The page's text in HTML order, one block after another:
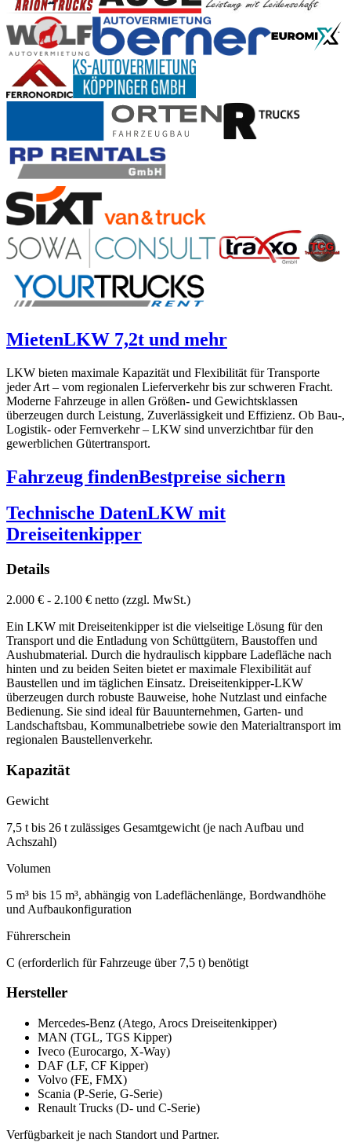
MietenLKW 7,2t und mehr
LKW bieten maximale Kapazität und Flexibilität für Transporte
jeder Art – vom regionalen Lieferverkehr bis zur schweren Fracht.
Moderne Fahrzeuge in allen Größen- und Gewichtsklassen
überzeugen durch Leistung, Zuverlässigkeit und Effizienz. Ob Bau-,
Logistik- oder Fernverkehr – LKW sind unverzichtbar für den
gewerblichen Gütertransport.
Fahrzeug findenBestpreise sichern
Technische DatenLKW mit
Dreiseitenkipper
Details
2.000 € - 2.100 € netto (zzgl. MwSt.)
Ein LKW mit Dreiseitenkipper ist die vielseitige Lösung für den
Transport und die Entladung von Schüttgütern, Baustoffen und
Aushubmaterial. Durch die hydraulisch kippbare Ladefläche nach
hinten und zu beiden Seiten bietet er maximale Flexibilität auf
Baustellen und im täglichen Einsatz. Dreiseitenkipper-LKW
überzeugen durch robuste Bauweise, hohe Nutzlast und einfache
Bedienung. Sie sind ideal für Bauunternehmen, Garten- und
Landschaftsbau, Kommunalbetriebe sowie den Materialtransport im
regionalen Baustellenverkehr.
Kapazität
Gewicht
7,5 t bis 26 t zulässiges Gesamtgewicht (je nach Aufbau und
Achszahl)
Volumen
5 m³ bis 15 m³, abhängig von Ladeflächenlänge, Bordwandhöhe
und Aufbaukonfiguration
Führerschein
C (erforderlich für Fahrzeuge über 7,5 t) benötigt
Hersteller
Mercedes-Benz (Atego, Arocs Dreiseitenkipper)
MAN (TGL, TGS Kipper)
Iveco (Eurocargo, X-Way)
DAF (LF, CF Kipper)
Volvo (FE, FMX)
Scania (P-Serie, G-Serie)
Renault Trucks (D- und C-Serie)
Verfügbarkeit je nach Standort und Partner.